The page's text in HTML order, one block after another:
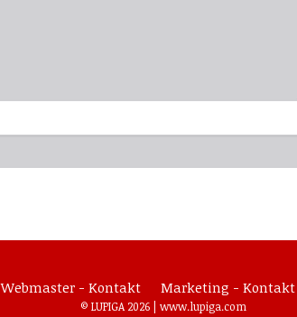
Webmaster - Kontakt Marketing - Kontakt
© LUPIGA 2026 | www.lupiga.com